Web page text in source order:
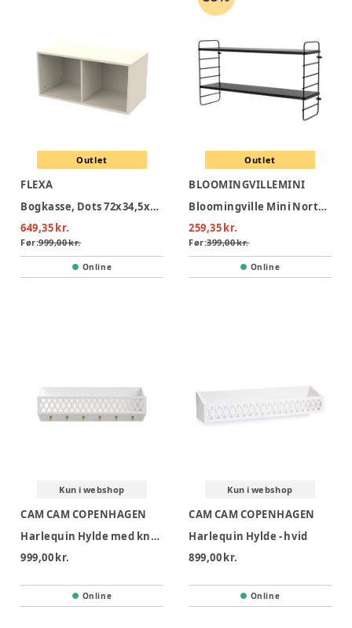
Outlet
FLEXA
Bogkasse, Dots 72x34,5x34,5, Cream
649,35 kr.
Før:999,00 kr.
Online
Outlet
BLOOMINGVILLEMINI
Bloomingville Mini North Hylde - Sort
259,35 kr.
Før:399,00 kr.
Online
Kun i webshop
CAM CAM COPENHAGEN
Harlequin Hylde med knager - Hvid
999,00 kr.
Online
Kun i webshop
CAM CAM COPENHAGEN
Harlequin Hylde - hvid
899,00 kr.
Online